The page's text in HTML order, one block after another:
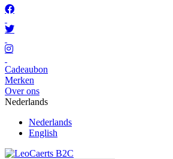
Cadeaubon
Merken
Over ons
Nederlands
Nederlands
English